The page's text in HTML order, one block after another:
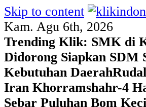
Skip to content
Kam. Agu 6th, 2026
Trending Klik: SMK di
Didorong Siapkan SDM
Kebutuhan Daerah
Iran Khorramshahr-4
Sebar Puluhan Bom